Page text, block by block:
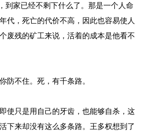
到家已经不剩下什么了。那是一个人命
代，死亡的代价不高，因此也容易使人
废残的矿工来说，活着的成本是他看不
防不住。死，有千条路。
使只是用自己的牙齿，也能够自杀，这
下来却没有这么多条路。王多权想到了